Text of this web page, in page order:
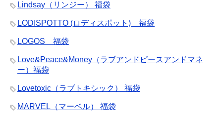
Lindsay（リンジー） 福袋
LODISPOTTO (ロディスポット) 福袋
LOGOS 福袋
Love&Peace&Money（ラブアンドピースアンドマネ
ー）福袋
Lovetoxic（ラブトキシック） 福袋
MARVEL（マーベル） 福袋